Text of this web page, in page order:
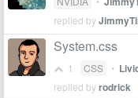
replied by
System.css
1 CSS •
replied byrodrick